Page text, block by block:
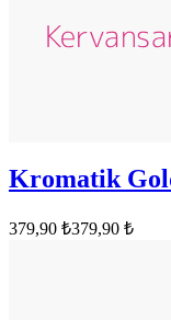
Kromatik
379,90 ₺379,90 ₺